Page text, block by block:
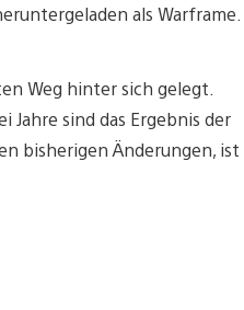
als Warframe.
Weg hinter sich gelegt.
Jahre sind das Ergebnis der
bisherigen Änderungen, ist